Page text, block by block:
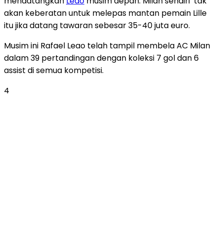
akan keberatan untuk melepas mantan pemain Lille
itu jika datang tawaran sebesar 35-40 juta euro.
Musim ini Rafael Leao telah tampil membela AC Milan
dalam 39 pertandingan dengan koleksi 7 gol dan 6
assist di semua kompetisi.
4